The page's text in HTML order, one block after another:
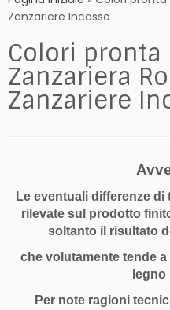
contenuto
Zanzariere Incasso
Colori pronta
Zanzariera
Zanzariere
Le eventuali differenze
rilevate sul prodotto
soltanto il risultato
che volutamente tende
legno
Per note ragioni